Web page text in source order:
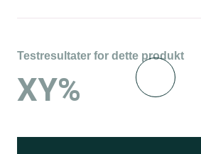
Testresultater for dette produkt
XY%